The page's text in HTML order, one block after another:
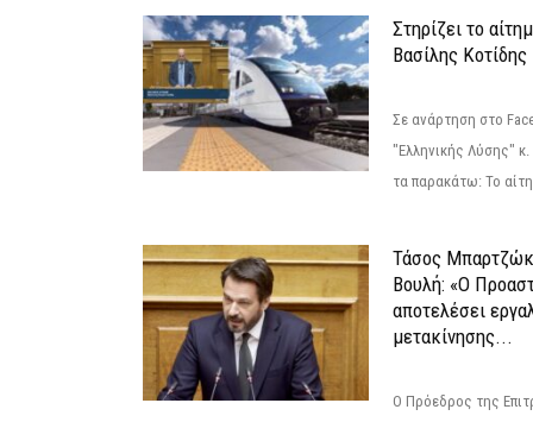
Στηρίζει το
Βασίλης Κοτίδης
Σε ανάρτηση στο
"Ελληνικής Λύσης"
τα παρακάτω: Το
Τάσος
Βουλή: «Ο
αποτελέσει
μετακίνησης...
Ο Πρόεδρος της